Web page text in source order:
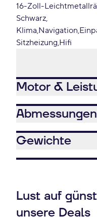
16-Zoll-
Schwarz
Klima Navigation
Sitzheizung Hifi
Motor &
Abmessungen
Gewichte
Lust auf
unsere Deals